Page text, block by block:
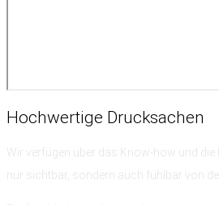
Hochwertige Drucksachen
Wir verfügen über das Know-how und
nur sichtbar, sondern auch fühlbar von